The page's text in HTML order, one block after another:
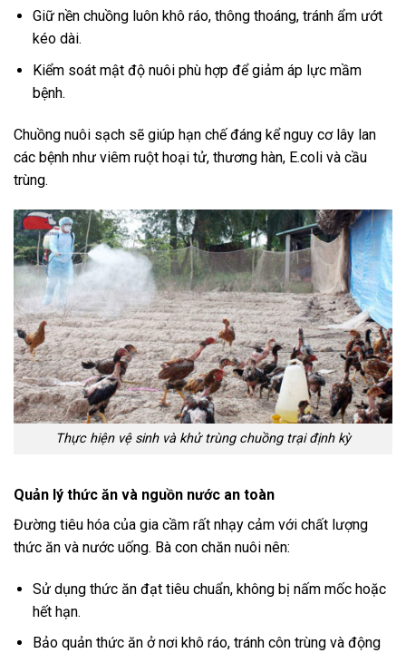
Giữ nền chuồng luôn khô ráo, thông thoáng, tránh ẩm ướt
kéo dài.
Kiểm soát mật độ nuôi phù hợp để giảm áp lực mầm
bệnh.
Chuồng nuôi sạch sẽ giúp hạn chế đáng kể nguy cơ lây lan
các bệnh như viêm ruột hoại tử, thương hàn, E.coli và cầu
trùng.
Thực hiện vệ sinh và khử trùng chuồng trại định kỳ
Quản lý thức ăn và nguồn nước an toàn
Đường tiêu hóa của gia cầm rất nhạy cảm với chất lượng
thức ăn và nước uống. Bà con chăn nuôi nên:
Sử dụng thức ăn đạt tiêu chuẩn, không bị nấm mốc hoặc
hết hạn.
Bảo quản thức ăn ở nơi khô ráo, tránh côn trùng và động